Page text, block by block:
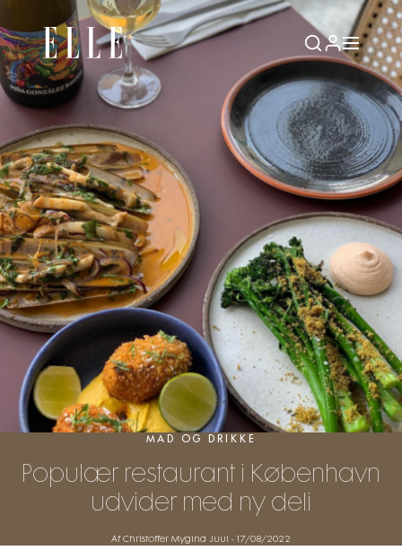
MAD OG DRIKKE
Populær restaurant i København
udvider med ny deli
Af Christoffer Mygind Juul - 17/08/2022